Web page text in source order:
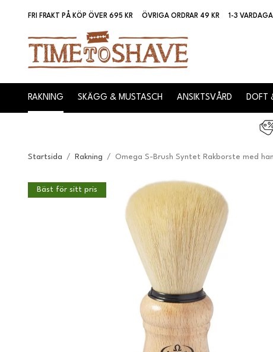
FRI FRAKT PÅ KÖP ÖVER 695 KR ÖVRIGA ORDRAR 49 KR 1-3
RAKNING SKÄGG & MUSTASCH ANSIKTSVÅRD DOFT
Startsida / Rakning / Omega S-Brush Syntet Rakborste med
Bäst för sitt pris